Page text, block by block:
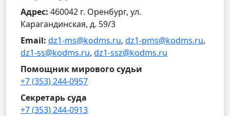
Адрес: 460042 г. Оренбург, ул.
Карагандинская, д. 59/3
Email: dz1-ms@kodms.ru, dz1-pms@kodms.ru,
dz1-ss@kodms.ru, dz1-ssz@kodms.ru
Помощник мирового судьи
+7 (353) 244-0957
Секретарь суда
+7 (353) 244-0913